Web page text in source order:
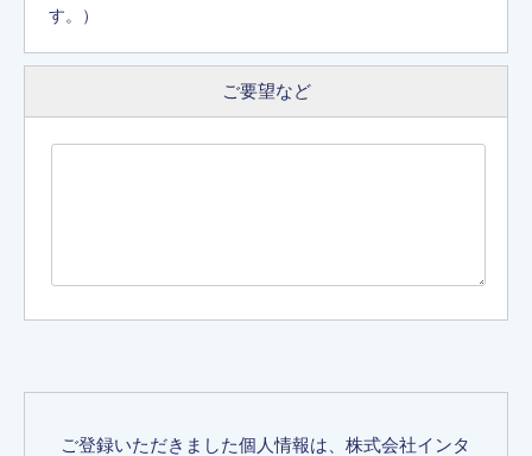
す。）
ご要望など
ご登録いただきました個人情報は、株式会社インタ